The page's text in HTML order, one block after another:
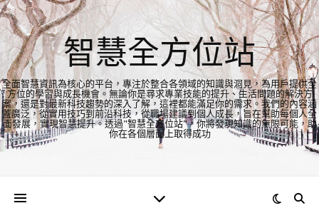
智慧全方位站
全面智慧資訊為核心的平台，專注於整合各領域的知識與洞見，為用戶提供全
方位的學習與成長機會。無論你是尋求專業技能的提升、生活問題的解決方
案，還是對最新科技趨勢的深入了解，這裡都能滿足你的需求。我們的內容涵
蓋廣泛，從實用技巧到前沿科技，從職場建議到個人成長，旨在幫助每個人全
面發展，實現智慧提升。透過"智慧全方位站"，你將發現知識的無限可能，助
你在各個層面上取得成功